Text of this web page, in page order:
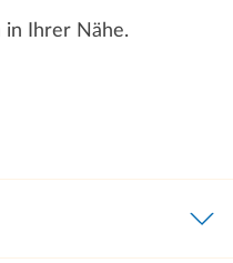
in Ihrer Nähe.